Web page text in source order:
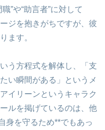
”や“助言者”に対して
ジを抱きがちですが、彼
ます。
う方程式を解体し、「支
い瞬間がある」というメ
イリーンというキャラク
ルを掲げているのは、他
身を守るため**でもあっ